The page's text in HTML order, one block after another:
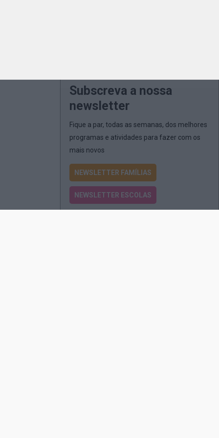
Subscreva a nossa
newsletter
Fique a par, todas as semanas, dos melhores
programas e atividades para fazer com os
mais novos
NEWSLETTER FAMÍLIAS
NEWSLETTER ESCOLAS